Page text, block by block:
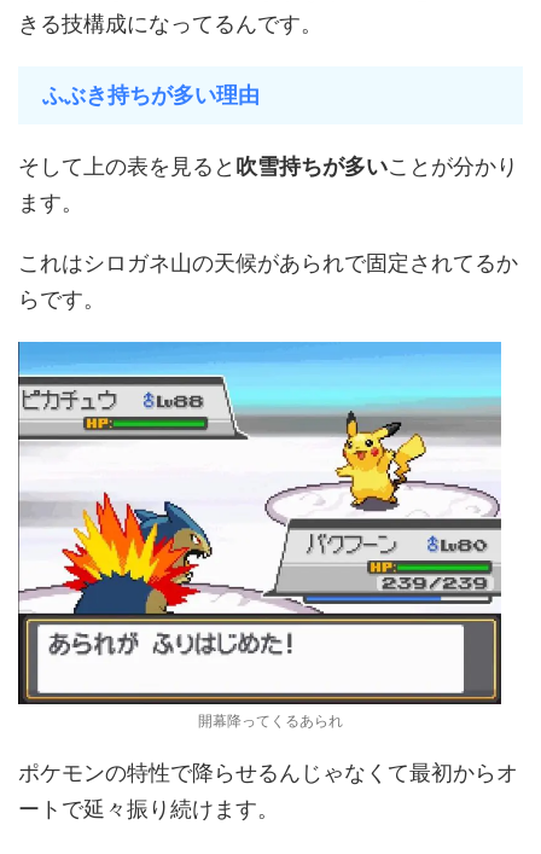
きる技構成になってるんです。
ふぶき持ちが多い理由
そして上の表を見ると 吹雪持ちが多いことが分かり
ます。
これはシロガネ山の天候があられで固定されてるか
らです。
開幕降ってくるあられ
ポケモンの特性で降らせるんじゃなくて最初からオ
ートで延々振り続けます。